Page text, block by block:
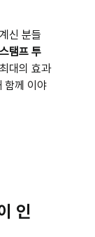
신 분들
탬프 투
대의 효과
함께 이야
인